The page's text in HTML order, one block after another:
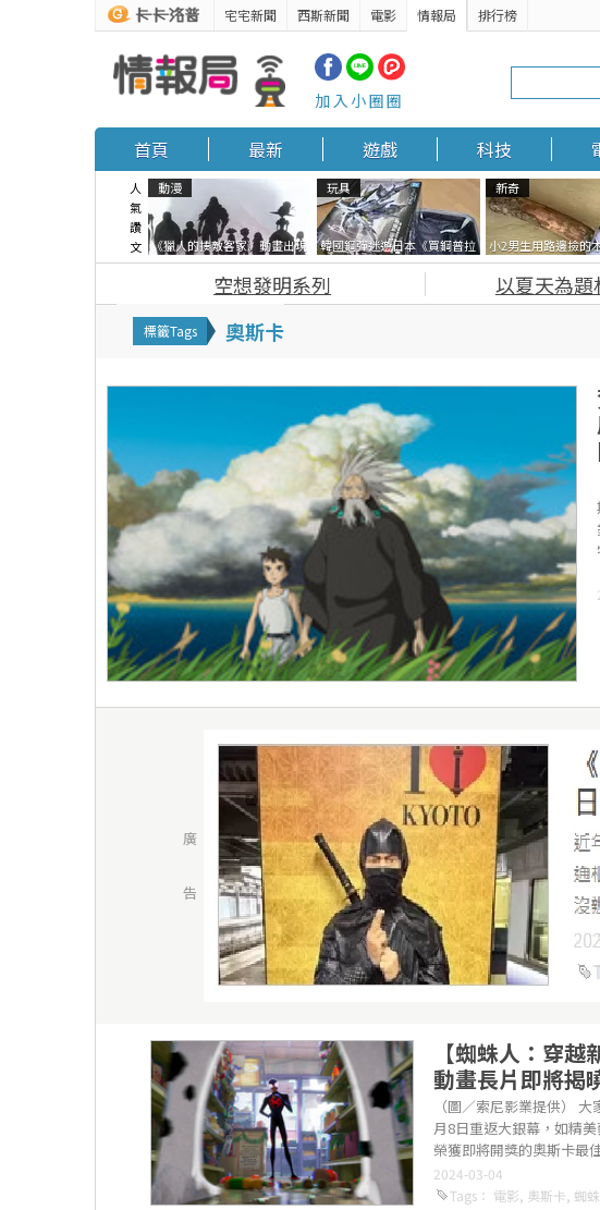
宅宅新聞 西斯新聞 電影 情報局 排行榜
加入小圈圈
首頁 最新 遊戲 科技
人
氣
讚
文
動漫
《獵人的揍敵客家》動畫出現
的這個剪影是誰？你是不是忘
記還有這號人物了
玩具
韓國鋼彈迷遊日本《買鋼普拉
塞不進行李箱》網友們集思廣
益提供解方了……
新奇
小2男生用路邊撿的
頭做成了《石斧》
包嚇一跳怎麼會有
西！？
空想發明系列 以夏天為題
奧斯卡
【蜘蛛人：穿
動畫長片即將揭
（圖／索尼影業提供）
月8日重返大銀幕，如精
榮獲即將開獎的奧斯卡最
獎中總共拿到3......
2024-03-04
Tags ： 電影, 奧斯卡, 蜘